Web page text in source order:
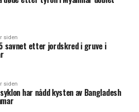
siden
savnet etter jordskred i gruve i
siden
har nådd kysten av Bangladesh